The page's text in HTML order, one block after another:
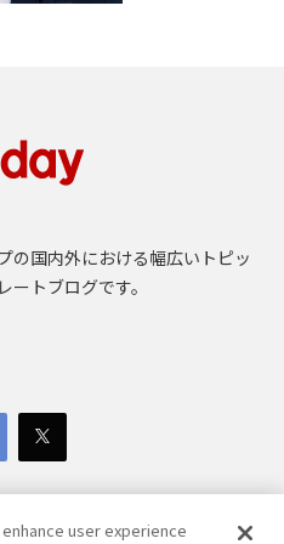
の国内外における幅広いトピッ
トブログです。
user experience